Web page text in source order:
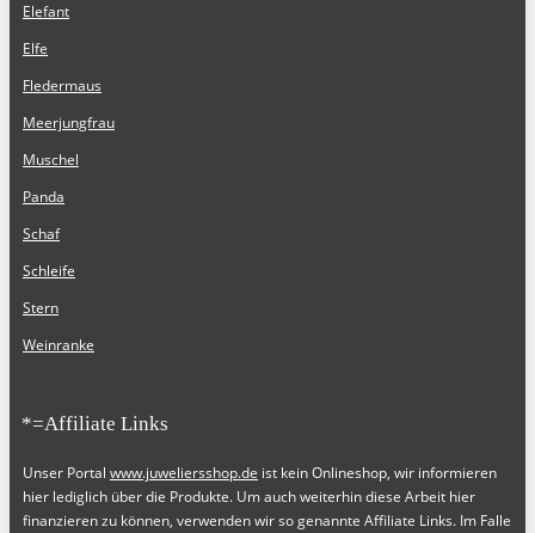
Elefant
Elfe
Fledermaus
Meerjungfrau
Muschel
Panda
Schaf
Schleife
Stern
Weinranke
*=Affiliate Links
Unser Portal www.juweliersshop.de ist kein Onlineshop, wir informieren
hier lediglich über die Produkte. Um auch weiterhin diese Arbeit hier
finanzieren zu können, verwenden wir so genannte Affiliate Links. Im Falle